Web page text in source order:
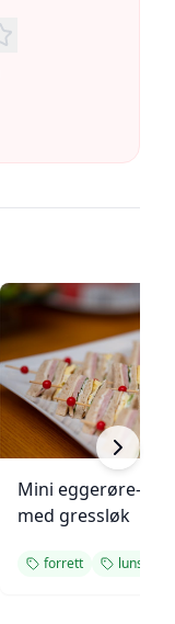
Mini eggerøre-
med gressløk
forrett lunsj